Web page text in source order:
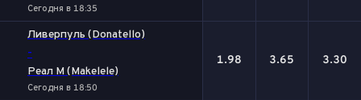
Сегодня в 18:35
Ливерпуль (Donatello)
-
Реал М (Makelele)
Сегодня в 18:50
1.98 3.65 3.30